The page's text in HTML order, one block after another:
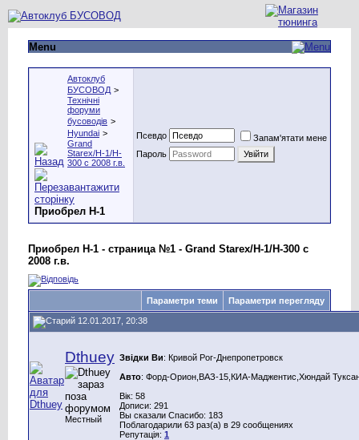
Menu
Автоклуб
БУСОВОД >
Технічні
форуми
бусоводів >
Hyundai >
Grand
Starex/H-1/H-
300 с 2008 г.в.
Приобрел Н-1
Псевдо
Запам'ятати мене
Пароль
Приобрел Н-1 - страница №1 - Grand Starex/H-1/H-300 с
2008 г.в.
Параметри теми Параметри перегляду
12.01.2017, 20:38
Dthuey
Местный
Звідки Ви: Кривой Рог-Днепропетровск
Авто: Форд-Орион,ВАЗ-15,КИА-Маджентис,Хюндай
Вік: 58
Дописи: 291
Вы сказали Спасибо: 183
Поблагодарили 63 раз(а) в 29 сообщениях
Репутація: 1